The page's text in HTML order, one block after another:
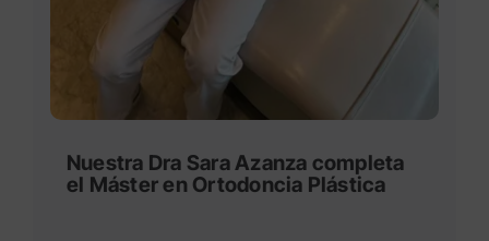
Nuestra Dra Sara Azanza completa
el Máster en Ortodoncia Plástica